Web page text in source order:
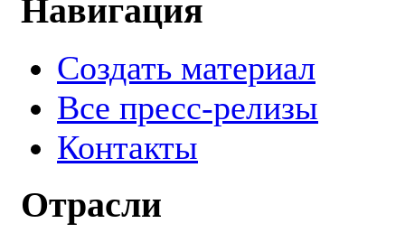
Навигация
Создать материал
Все пресс-релизы
Контакты
Отрасли